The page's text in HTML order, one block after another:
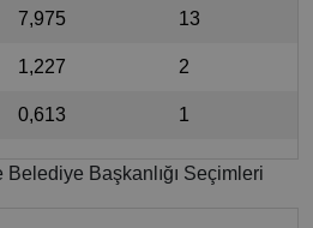
7,975 13
1,227 2
0,613 1
Başkanlığı Seçimleri